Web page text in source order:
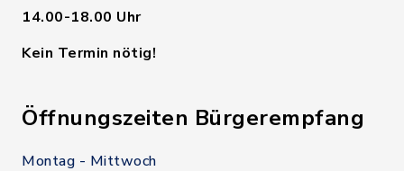
14.00-18.00 Uhr
Kein Termin nötig!
Öffnungszeiten Bürgerempfang
Montag - Mittwoch